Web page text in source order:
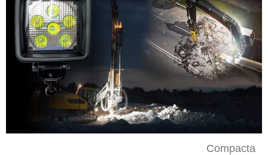
Compacta